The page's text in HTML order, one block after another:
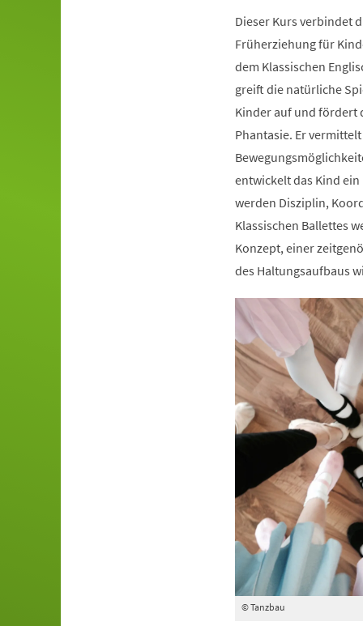
Dieser Kurs verbindet
Früherziehung für
dem Klassischen
greift die natürliche
Kinder auf und fördert
Phantasie. Er
entwickelt das Kind
werden Disziplin,
Klassischen Ballettes
Konzept, einer
des Haltungsaufbaus
© Tanzbau